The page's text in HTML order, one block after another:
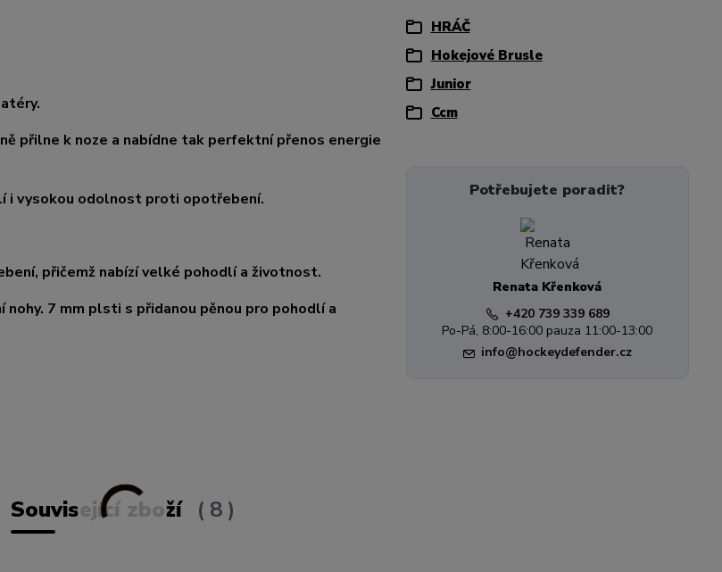
přilne k noze a nabídne tak perfektní přenos energie
i vysokou odolnost proti opotřebení.
přičemž nabízí velké pohodlí a životnost.
7 mm plsti s přidanou pěnou pro pohodlí a
HRÁČ
Hokejové Brusle
Junior
Ccm
Potřebujete poradit?
Renata Křenková
+420 739 339 689
Po-Pá, 8:00-16:00 pauza 11:00-13:00
info@hockeydefender.cz
Související zboží 8